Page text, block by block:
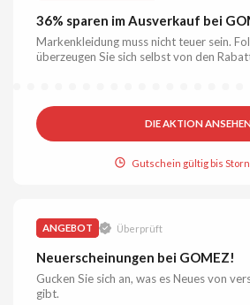
36% sparen im Ausverkauf bei
Markenkleidung muss nicht teuer sein.
überzeugen Sie sich selbst von den
DIE AKTION
Gutschein gültig bis
ANGEBOT Überprüft
Neuerscheinungen bei GOMEZ!
Gucken Sie sich an, was es Neues von
gibt.